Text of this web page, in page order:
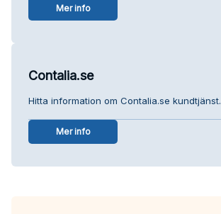
Mer info
Contalia.se
Hitta information om Contalia.se kundtjänst.
Mer info